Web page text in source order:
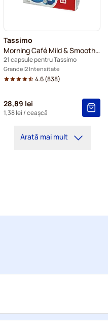
Tassimo
Morning Café Mild & Smooth XL
21 capsule pentru Tassimo
Grande 2 Intensitate
4.6(838)
28,89 lei
1,38 lei / ceașcă
Arată mai mult